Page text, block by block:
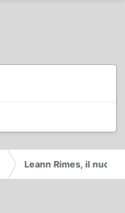
Leann Rimes, il nuovo